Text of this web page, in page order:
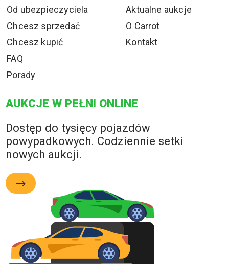
Od ubezpieczyciela
Chcesz sprzedać
Chcesz kupić
FAQ
Porady
Aktualne aukcje
O Carrot
Kontakt
AUKCJE W PEŁNI ONLINE
Dostęp do tysięcy pojazdów
powypadkowych. Codziennie setki
nowych aukcji.